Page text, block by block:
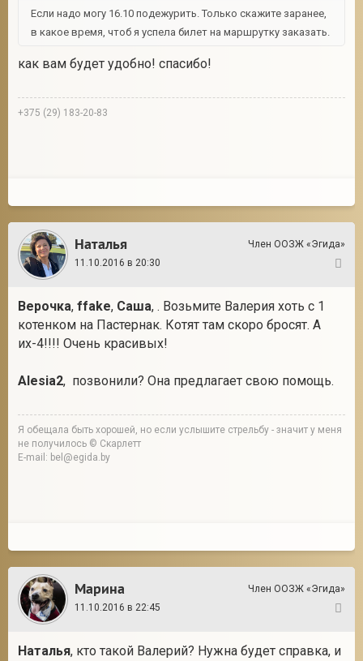
Если надо могу 16.10 подежурить. Только скажите заранее,
в какое время, чтоб я успела билет на маршрутку заказать.
как вам будет удобно! спасибо!
+375 (29) 183-20-83
Наталья
Член ООЗЖ «Эгида»
11.10.2016 в 20:30
Верочка, ffake, Саша, . Возьмите Валерия хоть с 1
котенком на Пастернак. Котят там скоро бросят. А
их-4!!!! Очень красивых!
Alesia2, позвонили? Она предлагает свою помощь.
Я обещала быть хорошей, но если услышите стрельбу - значит у меня
не получилось © Скарлетт
E-mail: bel@egida.by
Марина
Член ООЗЖ «Эгида»
11.10.2016 в 22:45
Наталья, кто такой Валерий? Нужна будет справка, и